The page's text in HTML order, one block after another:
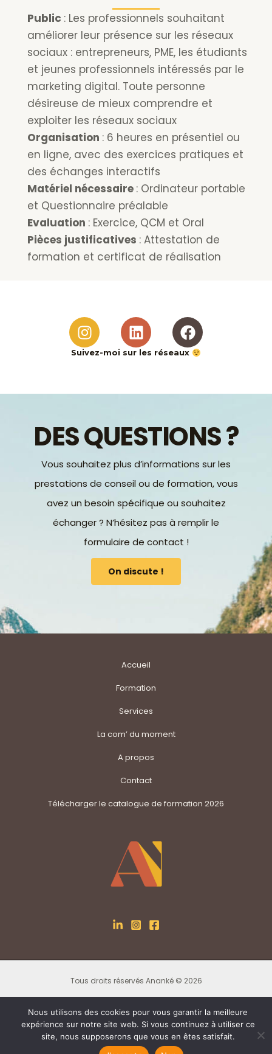
Public : Les professionnels souhaitant
améliorer leur présence sur les réseaux
sociaux : entrepreneurs, PME, les étudiants
et jeunes professionnels intéressés par le
marketing digital. Toute personne
désireuse de mieux comprendre et
exploiter les réseaux sociaux
Organisation : 6 heures en présentiel ou
en ligne, avec des exercices pratiques et
des échanges interactifs
Matériel nécessaire : Ordinateur portable
et Questionnaire préalable
Evaluation : Exercice, QCM et Oral
Pièces justificatives : Attestation de
formation et certificat de réalisation
I
n
s
g
a
m
L
i
n
d
n
F
a
c
o
k
Suivez-moi sur les réseaux
DES QUESTIONS ?
Vous souhaitez plus d’informations sur les
prestations de conseil ou de formation, vous
avez un besoin spécifique ou souhaitez
échanger ? N’hésitez pas à remplir le
formulaire de contact !
On discute !
Accueil
Formation
Services
La com’ du moment
A propos
Contact
Télécharger le catalogue de formation 2026
Tous droits réservés Ananké © 2026
Nous utilisons des cookies pour vous garantir la meilleure
expérience sur notre site web. Si vous continuez à utiliser ce
site, nous supposerons que vous en êtes satisfait.